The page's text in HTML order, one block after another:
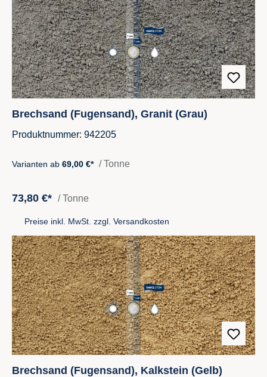
Brechsand (Fugensand), Granit (Grau)
Produktnummer: 942205
Varianten ab 69,00 €* / Tonne
73,80 €* / Tonne
Preise inkl. MwSt. zzgl. Versandkosten
Brechsand (Fugensand), Kalkstein (Gelb)